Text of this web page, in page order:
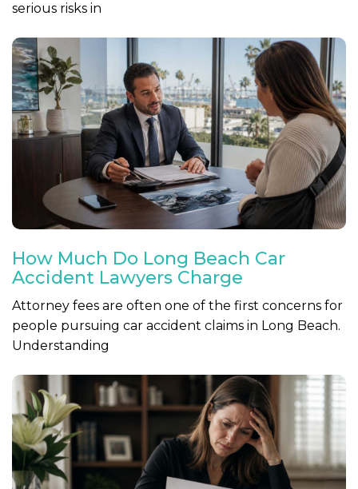
serious risks in
How Much Do Long Beach Car
Accident Lawyers Charge
Attorney fees are often one of the first concerns for
people pursuing car accident claims in Long Beach.
Understanding